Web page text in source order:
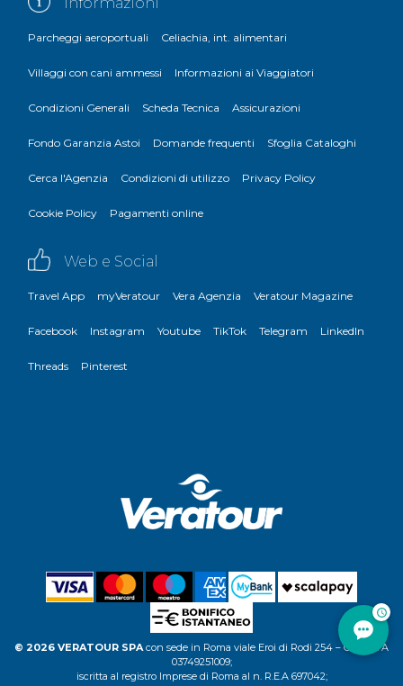
Parcheggi aeroportuali Celiachia, int. alimentari
Villaggi con cani ammessi Informazioni ai Viaggiatori
Condizioni Generali Scheda Tecnica Assicurazioni
Fondo Garanzia Astoi Domande frequenti Sfoglia Cataloghi
Cerca l'Agenzia Condizioni di utilizzo Privacy Policy
Cookie Policy Pagamenti online
Web e Social
Travel App myVeratour Vera Agenzia Veratour Magazine
Facebook Instagram Youtube TikTok Telegram LinkedIn
Threads Pinterest
© 2026 VERATOUR SPAcon sede in Roma viale Eroi di Rodi 254 – C.F. P.IVA
03749251009;
iscritta al registro Imprese di Roma al n. R.E.A 697042;